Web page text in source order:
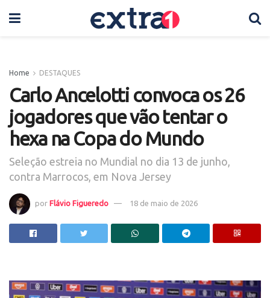
Home DESTAQUES
Carlo Ancelotti convoca os 26
jogadores que vão tentar o
hexa na Copa do Mundo
Seleção estreia no Mundial no dia 13 de junho,
contra Marrocos, em Nova Jersey
por Flávio Figueredo 18 de maio de 2026